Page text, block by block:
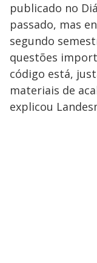
publicado no
passado, mas
segundo
questões
código está,
materiais de
explicou